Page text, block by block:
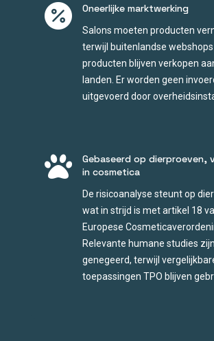
 Oneerlijke marktwerking
Salons moeten producten
terwijl buitenlandse webshops
producten blijven verkopen
landen. Er worden geen
uitgevoerd door

Gebaseerd op dierproeven,
in cosmetica
De risicoanalyse steunt op
wat in strijd is met artikel 18
Europese
Relevante humane studies zijn
genegeerd, terwijl
toepassingen TPO blijven